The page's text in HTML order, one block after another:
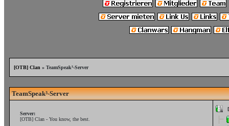
[OTB] Clan » TeamSpeak³-Server
TeamSpeak³-Server
Server:
[OTB] Clan - You know, the best.